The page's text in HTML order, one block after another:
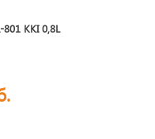
KKI 0,8L